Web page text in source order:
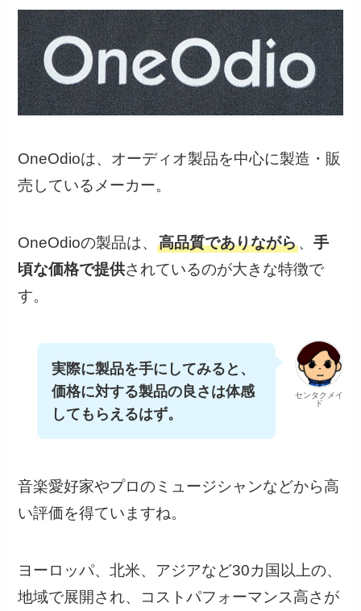
OneOdioは、オーディオ製品を中心に製造・販
売しているメーカー。
OneOdioの製品は、高品質でありながら、手
頃な価格で提供されているのが大きな特徴で
す。
センタクメイ
ド
実際に製品を手にしてみると、
価格に対する製品の良さは体感
してもらえるはず。
音楽愛好家やプロのミュージシャンなどから高
い評価を得ていますね。
ヨーロッパ、北米、アジアなど30カ国以上の、
地域で展開され、コストパフォーマンス高さが